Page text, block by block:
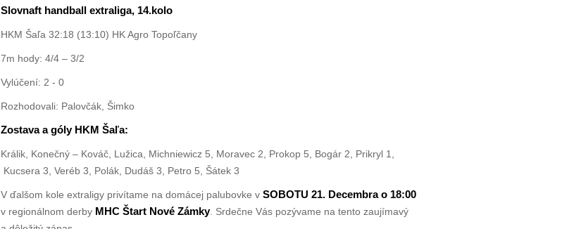
Slovnaft handball extraliga, 14.kolo
HKM Šaľa 32:18 (13:10) HK Agro Topoľčany
7m hody: 4/4 – 3/2
Vylúčení: 2 - 0
Rozhodovali: Palovčák, Šimko
Zostava a góly HKM Šaľa:
Králik, Konečný – Kováč, Lužica, Michniewicz 5, Moravec 2, Prokop 5, Bogár 2, Prikryl 1,
Kucsera 3, Veréb 3, Polák, Dudáš 3, Petro 5, Šátek 3
V ďalšom kole extraligy privítame na domácej palubovke v SOBOTU 21. Decembra o 18:00
v regionálnom derby MHC Štart Nové Zámky. Srdečne Vás pozývame na tento zaujímavý